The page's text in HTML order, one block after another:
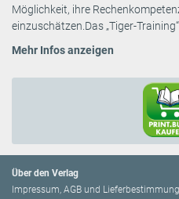
Möglichkeit, ihre
einzuschätzen.Das „Tiger-
Mehr Infos anzeigen
Über den Verlag
Impressum, AGB und